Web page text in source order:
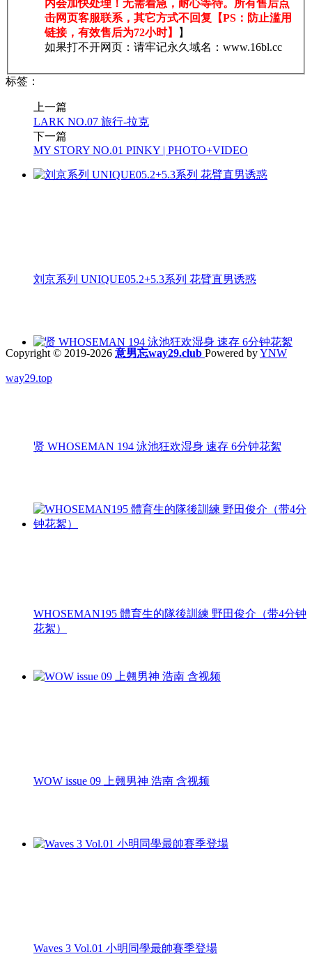
内会加快处理！无需着急，耐心等待。所有售后点
击网页客服联系，其它方式不回复【PS：防止滥用
链接，有效售后为72小时】
】
如果打不开网页：请牢记永久域名：www.16bl.cc
标签：
上一篇
LARK NO.07 旅行-拉克
下一篇
MY STORY NO.01 PINKY | PHOTO+VIDEO
刘京系列 UNIQUE05.2+5.3系列 花臂直男诱惑
贤 WHOSEMAN 194 泳池狂欢湿身 速存 6分钟花絮
WHOSEMAN195 體育生的隊後訓練 野田俊介（带4分钟
花絮）
WOW issue 09 上翹男神 浩南 含视频
Waves 3 Vol.01 小明同學最帥賽季登場
Copyright © 2019-2026 意男忘way29.club Powered byYNW
way29.top